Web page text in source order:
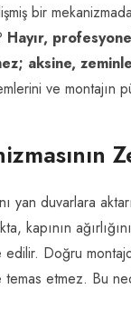
bir
Hayır,
aksine,
ve montajın
yan duvarlara
kapının
Doğru
temas etmez. Bu